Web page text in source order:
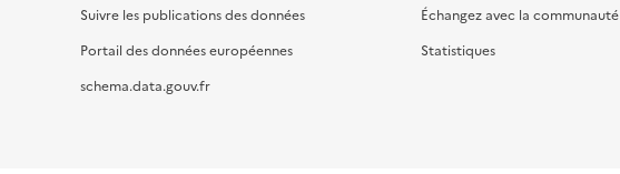
Suivre les publications des données
Portail des données européennes
schema.data.gouv.fr
Échangez avec la communauté
Statistiques